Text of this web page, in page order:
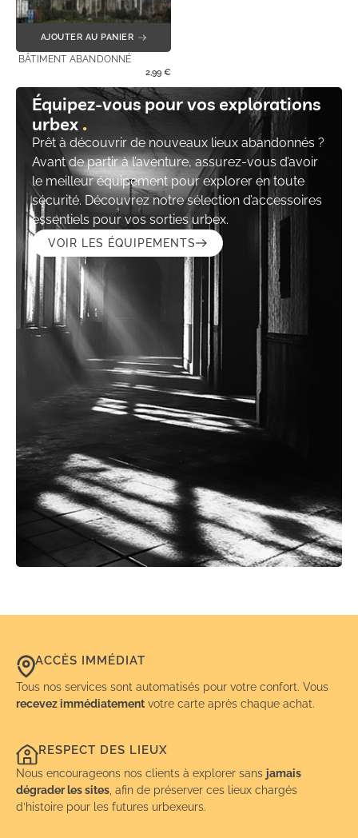
AJOUTER AU PANIER
BÂTIMENT ABANDONNÉ
2,99 €
Équipez-vous pour vos explorations
urbex
Prêt à découvrir de nouveaux lieux abandonnés ?
Avant de partir à l’aventure, assurez-vous d’avoir
le meilleur équipement pour explorer en toute
sécurité. Découvrez notre sélection d’accessoires
essentiels pour vos sorties urbex.
VOIR LES ÉQUIPEMENTS
ACCÈS IMMÉDIAT
Tous nos services sont automatisés pour votre confort. Vous
recevez immédiatement votre carte après chaque achat.
RESPECT DES LIEUX
Nous encourageons nos clients à explorer sans jamais
dégrader les sites , afin de préserver ces lieux chargés
d’histoire pour les futures urbexeurs.